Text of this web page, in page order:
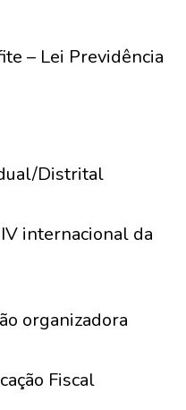
– Lei Previdência
Distrital
internacional da
organizadora
Fiscal